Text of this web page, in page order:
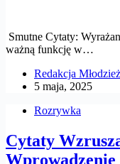
Smutne Cytaty:
ważną funkcję w…
Redakcja
5 maja, 2025
Rozrywka
Cytaty
Wprowadzenie